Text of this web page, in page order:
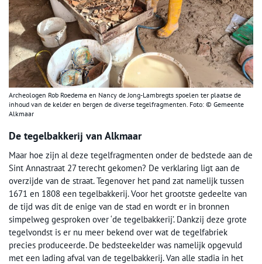
Archeologen Rob Roedema en Nancy de Jong-Lambregts spoelen ter plaatse de
inhoud van de kelder en bergen de diverse tegelfragmenten. Foto: © Gemeente
Alkmaar
De tegelbakkerij van Alkmaar
Maar hoe zijn al deze tegelfragmenten onder de bedstede aan de
Sint Annastraat 27 terecht gekomen? De verklaring ligt aan de
overzijde van de straat. Tegenover het pand zat namelijk tussen
1671 en 1808 een tegelbakkerij. Voor het grootste gedeelte van
de tijd was dit de enige van de stad en wordt er in bronnen
simpelweg gesproken over ‘de tegelbakkerij’. Dankzij deze grote
tegelvondst is er nu meer bekend over wat de tegelfabriek
precies produceerde. De bedsteekelder was namelijk opgevuld
met een lading afval van de tegelbakkerij. Van alle stadia in het